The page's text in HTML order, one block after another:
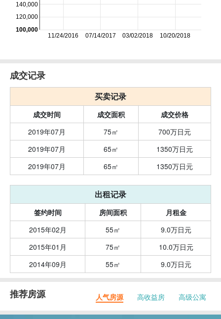
11/24/2016 07/14/2017 03/02/2018 10/20/2018
120,000
140,000
100,000
成交记录
买卖记录
成交时间 成交面积
成交价格
2019年07月
75㎡
700万日元
2019年07月
65㎡
1350万日元
2019年07月
65㎡ 1350万日元
出租记录
签约时间 房间面积
月租金
2015年02月
55㎡
9.0万日元
2015年01月
75㎡
10.0万日元
2014年09月
55㎡ 9.0万日元
推荐房源 人气房源 高收益房 高级公寓